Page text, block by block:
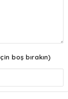
boş bırakın)